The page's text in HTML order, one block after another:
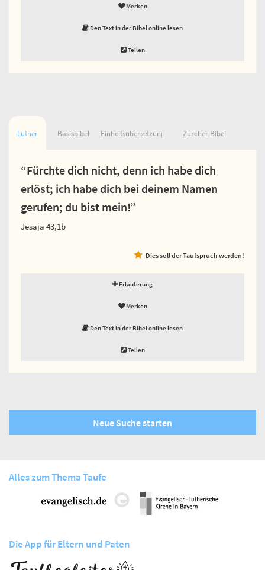
Merken
Den Text in der Bibel online lesen
Teilen
Luther Basisbibel Einheitsübersetzung Zürcher Bibel
“Fürchte dich nicht, denn ich habe dich
erlöst; ich habe dich bei deinem Namen
gerufen; du bist mein!”
Jesaja 43,1b
Dies soll der Taufspruch werden!
Erläuterung
Merken
Den Text in der Bibel online lesen
Teilen
Neue Suche starten
Alles zum Thema Taufe
Die App für Eltern und Paten